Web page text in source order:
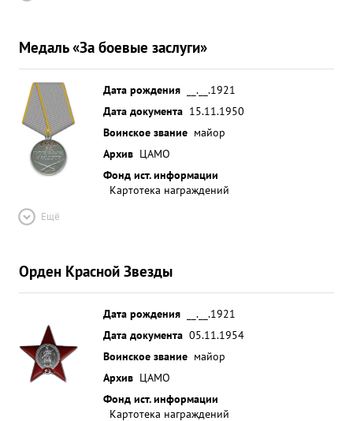
Медаль «За боевые заслуги»
Дата рождения
__.__.1921
Дата документа 15.11.1950
Воинское звание майор
Архив ЦАМО
Фонд ист. информации
Картотека награждений
Ещё
Орден Красной Звезды
Дата рождения
__.__.1921
Дата документа 05.11.1954
Воинское звание майор
Архив ЦАМО
Фонд ист. информации
Картотека награждений